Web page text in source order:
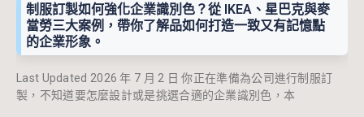
制服訂製如何強化企業識別色？從 IKEA、星巴克與麥
當勞三大案例，帶你了解品如何打造一致又有記憶點
的企業形象。
Last Updated 2026 年 7 月 2 日 你正在準備為公司進行制服訂
製，不知道要怎麼設計或是挑選合適的企業識別色，本